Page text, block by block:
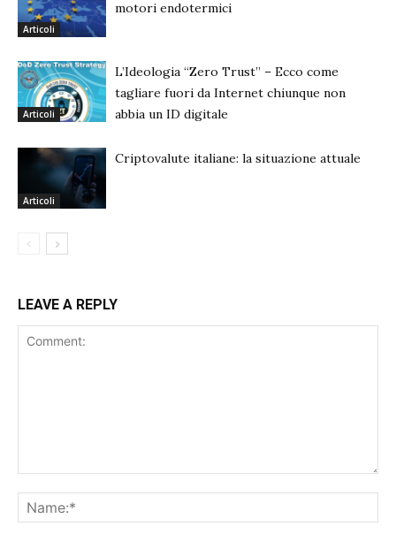
Articoli
motori endotermici
Articoli
L’Ideologia “Zero Trust” – Ecco come
tagliare fuori da Internet chiunque non
abbia un ID digitale
Articoli
Criptovalute italiane: la situazione attuale
LEAVE A REPLY